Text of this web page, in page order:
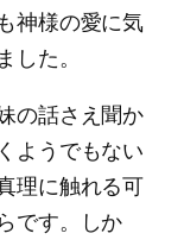
神様の愛に気
した。
の話さえ聞か
ようでもない
理に触れる可
です。しか